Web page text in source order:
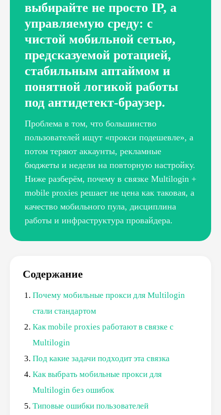
выбирайте не просто IP, а
управляемую среду: с
чистой мобильной сетью,
предсказуемой ротацией,
стабильным аптаймом и
понятной логикой работы
под антидетект-браузер.
Проблема в том, что большинство
пользователей ищут «прокси подешевле», а
потом теряют аккаунты, рекламные
бюджеты и недели на повторную настройку.
Ниже разберём, почему в связке Multilogin +
mobile proxies решает не цена как таковая, а
качество мобильного пула, дисциплина
работы и инфраструктура провайдера.
Содержание
Почему мобильные прокси для Multilogin
стали стандартом
Как mobile proxies работают в связке с
Multilogin
Под какие задачи подходит эта связка
Как выбрать мобильные прокси для
Multilogin без ошибок
Типовые ошибки пользователей